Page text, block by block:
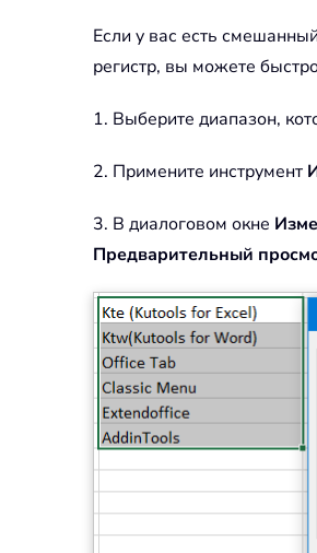
Если у вас есть
регистр, вы можете
1. Выберите диапазон,
2. Примените инструмент
3. В диалоговом окне
Предварительный